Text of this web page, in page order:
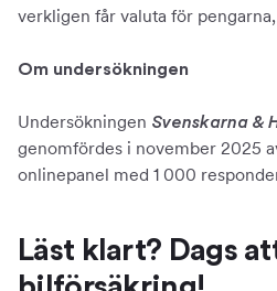
verkligen får valuta för
Om undersökningen
Undersökningen Svenskarna &
genomfördes i november 2025
onlinepanel med 1 000
Läst klart? Dags